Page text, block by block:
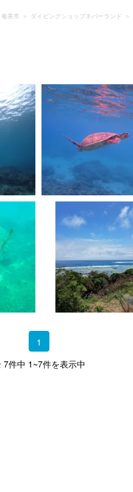
美市 ダイビングショップネバーランド
1
7件中 1~7件を表示中